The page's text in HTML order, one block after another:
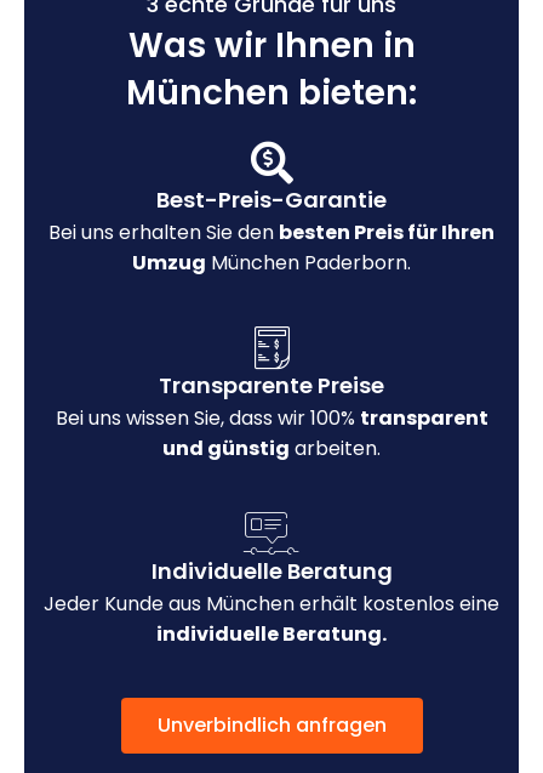
Was wir Ihnen in
München bieten:
Best-Preis-Garantie
Bei uns erhalten Sie den besten Preis für Ihren
Umzug München Paderborn.
Transparente Preise
Bei uns wissen Sie, dass wir 100% transparent
und günstig arbeiten.
Individuelle Beratung
Jeder Kunde aus München erhält kostenlos eine
individuelle Beratung.
Unverbindlich anfragen